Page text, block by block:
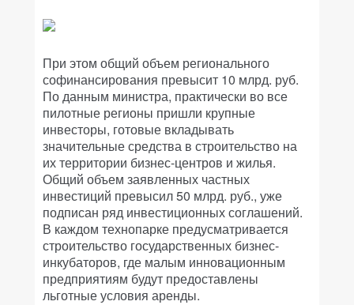
При этом общий объем регионального
софинансирования превысит 10 млрд. руб.
По данным министра, практически во все
пилотные регионы пришли крупные
инвесторы, готовые вкладывать
значительные средства в строительство на
их территории бизнес-центров и жилья.
Общий объем заявленных частных
инвестиций превысил 50 млрд. руб., уже
подписан ряд инвестиционных соглашений.
В каждом технопарке предусматривается
строительство государственных бизнес-
инкубаторов, где малым инновационным
предприятиям будут предоставлены
льготные условия аренды.